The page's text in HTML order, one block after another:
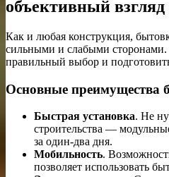
объективный взгляд
Как и любая конструкция,
сильными и слабыми сторонами.
правильный выбор и
Основные преимущества
Быстрая установка. Не
строительства —
за один-два дня.
Мобильность.
позволяет использовать